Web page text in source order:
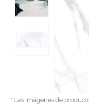
* Las imágenes de